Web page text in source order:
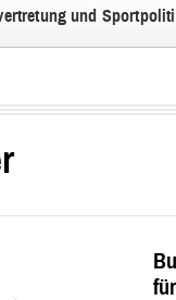
und